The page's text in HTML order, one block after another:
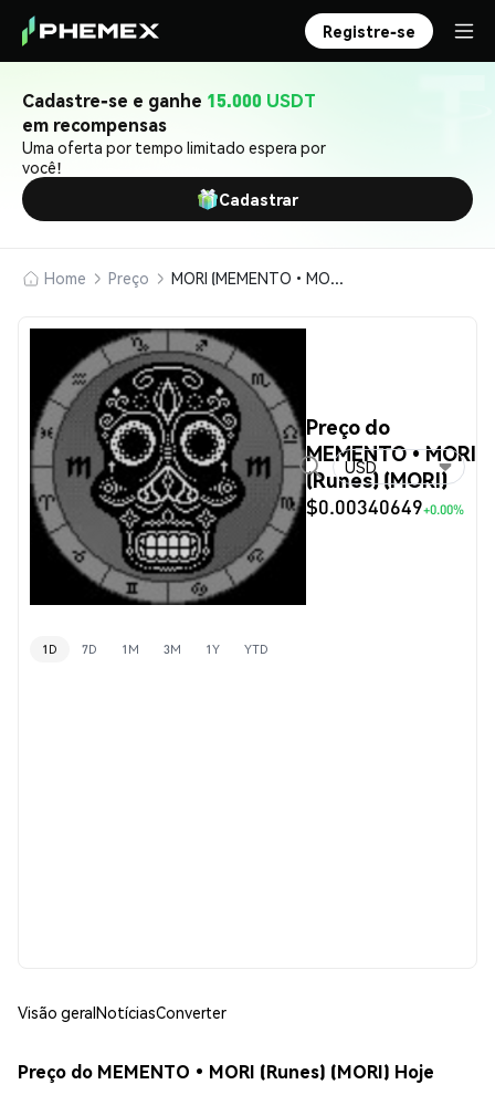
Registre-se
Cadastre-se e ganhe 15.000 USDT
em recompensas
Uma oferta por tempo limitado espera por
você!
Cadastrar
Home Preço MORI (MEMENTO•MORI (Runes))
Preço do
MEMENTO•MORI
(Runes) (MORI)
$0.00340649+0.00%
USD
1D 7D 1M 3M 1Y YTD
Visão geralNotíciasConverter
Preço do MEMENTO•MORI (Runes) (MORI) Hoje